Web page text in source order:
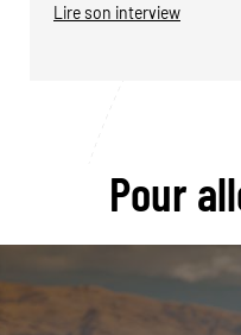
Lire son interview
Pour